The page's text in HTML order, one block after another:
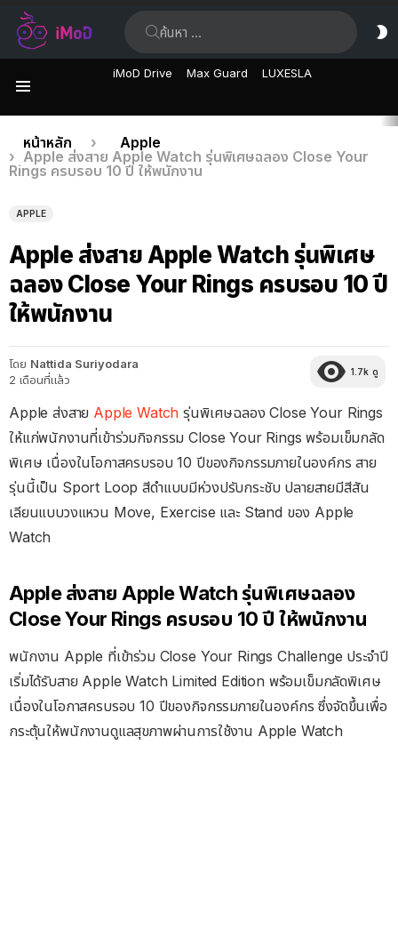
iMoD Drive Max Guard LUXESLA
เรื่อง
ล่าสุด
คุณอยู่ที่นี่:
หน้าหลัก
Apple
Apple ส่งสาย Apple Watch รุ่นพิเศษฉลอง Close Your
Rings ครบรอบ 10 ปี ให้พนักงาน
APPLE
Apple ส่งสาย Apple Watch รุ่นพิเศษ
ฉลอง Close Your Rings ครบรอบ 10 ปี
ให้พนักงาน
โดย Nattida Suriyodara
2 เดือนที่แล้ว
1.7k ดู
Apple ส่งสาย Apple Watch รุ่นพิเศษฉลอง Close Your Rings
ให้แก่พนักงานที่เข้าร่วมกิจกรรม Close Your Rings พร้อมเข็มกลัด
พิเศษ เนื่องในโอกาสครบรอบ 10 ปีของกิจกรรมภายในองค์กร สาย
รุ่นนี้เป็น Sport Loop สีดำแบบมีห่วงปรับกระชับ ปลายสายมีสีสัน
เลียนแบบวงแหวน Move, Exercise และ Stand ของ Apple
Watch
Apple ส่งสาย Apple Watch รุ่นพิเศษฉลอง
Close Your Rings ครบรอบ 10 ปี ให้พนักงาน
พนักงาน Apple ที่เข้าร่วม Close Your Rings Challenge ประจำปี
เริ่มได้รับสาย Apple Watch Limited Edition พร้อมเข็มกลัดพิเศษ
เนื่องในโอกาสครบรอบ 10 ปีของกิจกรรมภายในองค์กร ซึ่งจัดขึ้นเพื่อ
กระตุ้นให้พนักงานดูแลสุขภาพผ่านการใช้งาน Apple Watch